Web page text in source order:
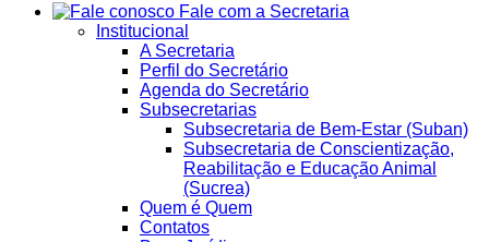
Fale com a Secretaria
Institucional
A Secretaria
Perfil do Secretário
Agenda do Secretário
Subsecretarias
Subsecretaria de Bem-Estar (Suban)
Subsecretaria de Conscientização,
Reabilitação e Educação Animal
(Sucrea)
Quem é Quem
Contatos